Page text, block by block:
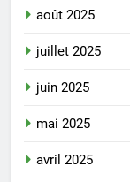
août 2025
juillet 2025
juin 2025
mai 2025
avril 2025